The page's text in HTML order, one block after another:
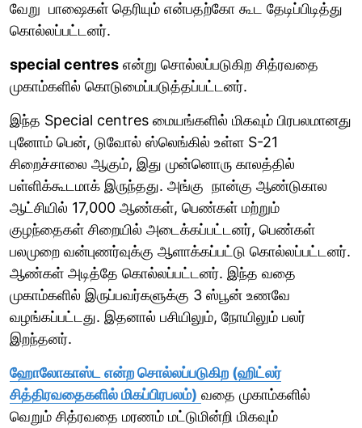
வேறு பாஷைகள் தெரியும் என்பதற்கோ கூட தேடிப்பிடித்து
கொல்லப்பட்டனர்.
special centres என்று சொல்லப்படுகிற சித்ரவதை
முகாம்களில் கொடுமைப்படுத்தப்பட்டனர்.
இந்த Special centres மையங்களில் மிகவும் பிரபலமானது
புனோம் பென், டுவோல் ஸ்லெங்கில் உள்ள S-21
சிறைச்சாலை ஆகும், இது முன்னொரு காலத்தில்
பள்ளிக்கூடமாக் இருந்தது. அங்கு நான்கு ஆண்டுகால
ஆட்சியில் 17,000 ஆண்கள், பெண்கள் மற்றும்
குழந்தைகள் சிறையில் அடைக்கப்பட்டனர், பெண்கள்
பலமுறை வன்புணர்வுக்கு ஆளாக்கப்பட்டு கொல்லப்பட்டனர்.
ஆண்கள் அடித்தே கொல்லப்பட்டனர். இந்த வதை
முகாம்களில் இருப்பவர்களுக்கு 3 ஸ்பூன் உணவே
வழங்கப்பட்டது. இதனால் பசியிலும், நோயிலும் பலர்
இறந்தனர்.
ஹோலோகாஸ்ட என்ற சொல்லப்படுகிற (ஹிட்லர்
சித்திரவதைகளில் மிகப்பிரபலம்) வதை முகாம்களில்
வெறும் சித்ரவதை மரணம் மட்டுமின்றி மிகவும்